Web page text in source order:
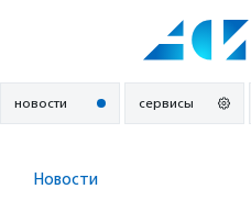
новости сервисы
Новости